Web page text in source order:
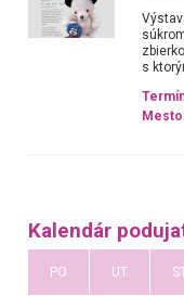
s
Kalendár
PO UT